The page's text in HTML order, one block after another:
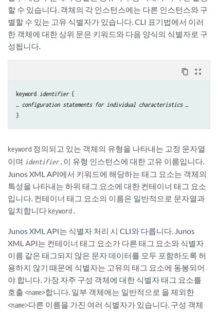
할 수 있습니다. 객체의 각 인스턴스에는 다른 인스턴스와 구
별할 수 있는 고유 식별자가 있습니다. CLI 표기법에서 이러
한 객체에 대한 상위 문은 키워드와 다음 양식의 식별자로 구
성됩니다.
content_copy zoom_out_map
keyword identifier {
… configuration statements for individual characteristics …
keyword 정의되고 있는 객체의 유형을 나타내는 고정 문자열
이며 identifier, 이 유형 인스턴스에 대한 고유 이름입니다.
Junos XML API에서 키워드에 해당하는 태그 요소는 객체의
특성을 나타내는 하위 태그 요소에 대한 컨테이너 태그 요소
입니다. 컨테이너 태그 요소의 이름은 일반적으로 문자열과
일치합니다 keyword
Junos XML API는 식별자 처리 시 CLI와 다릅니다. Junos
XML API는 컨테이너 태그 요소가 다른 태그 요소와 식별자
이름 같은 태그되지 않은 문자 데이터를 모두 포함하도록 허
용하지 않기 때문에 식별자는 고유의 태그 요소에 동봉되어
야 합니다. 가장 자주 구성 객체에 대한 식별자 태그 요소를
호출 <name>합니다. 일부 객체에는 일반적으로 을 제외한
<name>다른 이름을 가진 여러 식별자가 있습니다. 구성 객체